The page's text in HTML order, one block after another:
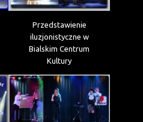
Przedstawienie
iluzjonistyczne w
Bialskim Centrum
Kultury